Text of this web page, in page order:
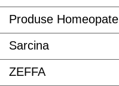
Produse Homeopate
Sarcina
ZEFFA